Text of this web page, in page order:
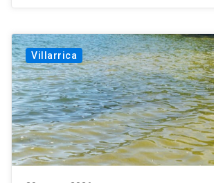
Villarrica